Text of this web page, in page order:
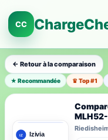
CC
← Retour à la comparaison
★ Recommandée ♛ Top #1